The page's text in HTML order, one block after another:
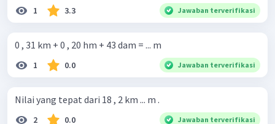
1 3.3 Jawaban terverifikasi
0 , 31 km + 0 , 20 hm + 43 dam = ... m
1 0.0 Jawaban terverifikasi
Nilai yang tepat dari 18 , 2 km ... m .
2 0.0 Jawaban terverifikasi